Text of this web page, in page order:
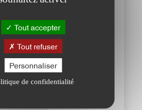
halte garderie ; ils seront pris en
Tout accepter
Tout refuser
Personnaliser
de confidentialité